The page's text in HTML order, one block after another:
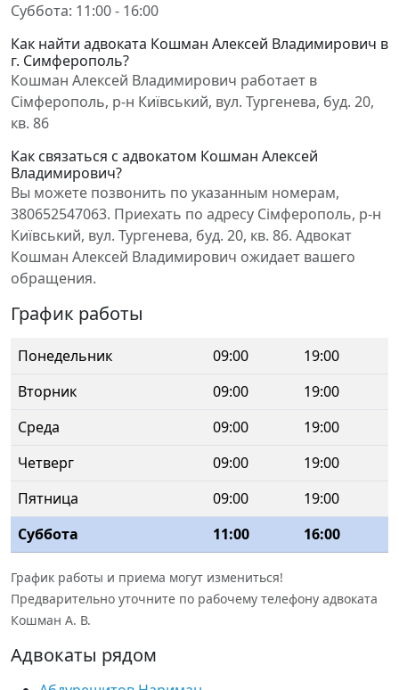
Суббота: 11:00 - 16:00
Как найти адвоката Кошман Алексей Владимирович в
г. Симферополь?
Кошман Алексей Владимирович работает в
Сімферополь, р-н Київський, вул. Тургенева, буд. 20,
кв. 86
Как связаться с адвокатом Кошман Алексей
Владимирович?
Вы можете позвонить по указанным номерам,
380652547063. Приехать по адресу Сімферополь, р-н
Київський, вул. Тургенева, буд. 20, кв. 86. Адвокат
Кошман Алексей Владимирович ожидает вашего
обращения.
График работы
Понедельник 09:00
19:00
Вторник
09:00
19:00
Среда
09:00
19:00
Четверг
09:00
19:00
Пятница
09:00
19:00
Суббота
11:00 16:00
График работы и приема могут измениться!
Предварительно уточните по рабочему телефону адвоката
Кошман А. В.
Адвокаты рядом